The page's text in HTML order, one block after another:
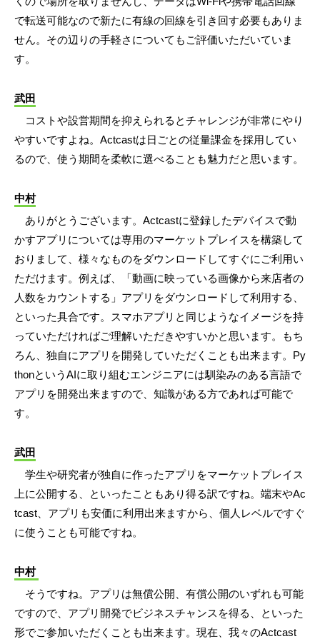
で転送可能なので新たに有線の回線を引き回す必要もありま
せん。その辺りの手軽さについてもご評価いただいていま
す。
武田
コストや設営期間を抑えられるとチャレンジが非常にやり
やすいですよね。Actcastは日ごとの従量課金を採用してい
るので、使う期間を柔軟に選べることも魅力だと思います。
中村
ありがとうございます。Actcastに登録したデバイスで動
かすアプリについては専用のマーケットプレイスを構築して
おりまして、様々なものをダウンロードしてすぐにご利用い
ただけます。例えば、「動画に映っている画像から来店者の
人数をカウントする」アプリをダウンロードして利用する、
といった具合です。スマホアプリと同じようなイメージを持
っていただければご理解いただきやすいかと思います。もち
ろん、独自にアプリを開発していただくことも出来ます。Py
thonというAIに取り組むエンジニアには馴染みのある言語で
アプリを開発出来ますので、知識がある方であれば可能で
す。
武田
学生や研究者が独自に作ったアプリをマーケットプレイス
上に公開する、といったこともあり得る訳ですね。端末やAc
tcast、アプリも安価に利用出来ますから、個人レベルですぐ
に使うことも可能ですね。
中村
そうですね。アプリは無償公開、有償公開のいずれも可能
ですので、アプリ開発でビジネスチャンスを得る、といった
形でご参加いただくことも出来ます。現在、我々のActcast